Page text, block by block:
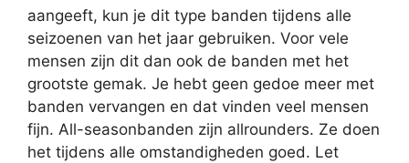
aangeeft, kun je dit type banden tijdens alle
seizoenen van het jaar gebruiken. Voor vele
mensen zijn dit dan ook de banden met het
grootste gemak. Je hebt geen gedoe meer met
banden vervangen en dat vinden veel mensen
fijn. All-seasonbanden zijn allrounders. Ze doen
het tijdens alle omstandigheden goed. Let